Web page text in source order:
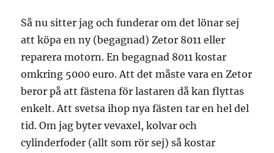
Så nu sitter jag och funderar om det lönar sej
att köpa en ny (begagnad) Zetor 8011 eller
reparera motorn. En begagnad 8011 kostar
omkring 5000 euro. Att det måste vara en Zetor
beror på att fästena för lastaren då kan flyttas
enkelt. Att svetsa ihop nya fästen tar en hel del
tid. Om jag byter vevaxel, kolvar och
cylinderfoder (allt som rör sej) så kostar